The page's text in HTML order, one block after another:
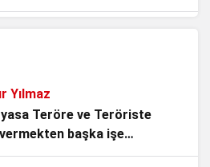
Ömer Halisdemir
Yılmaz
Teröre ve Teröriste
başka işe